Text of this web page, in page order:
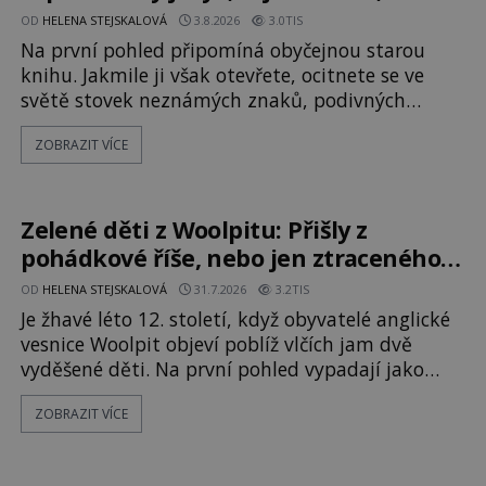
mistrovský podvrh?
OD HELENA STEJSKALOVÁ 3.8.2026 3.0TIS
Na první pohled připomíná obyčejnou starou
knihu. Jakmile ji však otevřete, ocitnete se ve
světě stovek neznámých znaků, podivných
ilustrací a textu, který už téměř dvě století
vzdoruje všem pokusům o rozluštění. Rohoncský
napsal, kdy vznikl ani co vlastně vypráví.
Rohoncský kodex se poprvé objevuje v roce
ZOBRAZIT VÍCE
Zelené děti z Woolpitu: Přišly z
pohádkové říše, nebo jen ztraceného
světa?
OD HELENA STEJSKALOVÁ 31.7.2026 3.2TIS
Je žhavé léto 12. století, když obyvatelé anglické
vesnice Woolpit objeví poblíž vlčích jam dvě
vyděšené děti. Na první pohled vypadají jako
každé jiné, až na jednu děsivou výjimku. Jejich
kůže má nazelenalý odstín, mluví
ZOBRAZIT VÍCE